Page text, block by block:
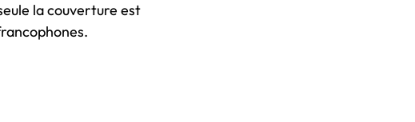
la couverture est